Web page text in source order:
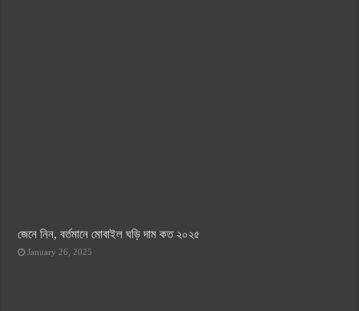
জেনে নিন, বর্তমানে মোবাইল ঘড়ি দাম কত ২০২৫
January 26, 2025